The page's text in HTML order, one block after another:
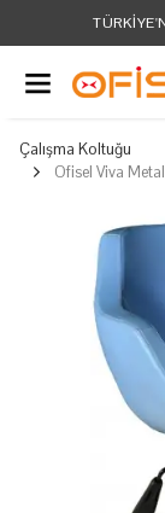
Çalışma Koltuğu
Ofisel Viva